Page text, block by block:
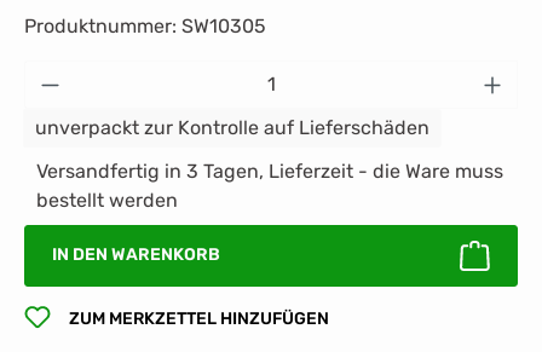
Produktnummer: SW10305
Produkt Anzahl: Gib den gewünschten
unverpackt zur Kontrolle auf Lieferschäden
Versandfertig in 3 Tagen, Lieferzeit - die Ware muss
bestellt werden
IN DEN WARENKORB
ZUM MERKZETTEL HINZUFÜGEN